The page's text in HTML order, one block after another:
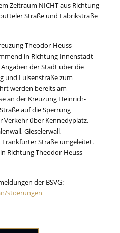
Zeitraum NICHT aus Richtung
Straße und Fabrikstraße
Theodor-Heuss-
in Richtung Innenstadt
der Stadt über die
und Luisenstraße zum
werden bereits am
an der Kreuzung Heinrich-
auf die Sperrung
Verkehr über Kennedyplatz,
Gieselerwall,
Straße umgeleitet.
Richtung Theodor-Heuss-
der BSVG:
stoerungen